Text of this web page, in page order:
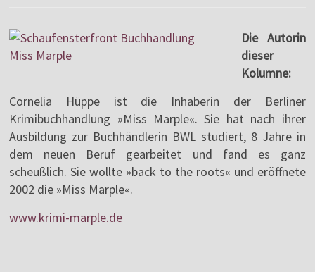
Die Autorin
dieser
Kolumne:
Cornelia Hüppe ist die Inhaberin der Berliner
Krimibuchhandlung »Miss Marple«. Sie hat nach ihrer
Ausbildung zur Buchhändlerin BWL studiert, 8 Jahre in
dem neuen Beruf gearbeitet und fand es ganz
scheußlich. Sie wollte »back to the roots« und eröffnete
2002 die »Miss Marple«.
www.krimi-marple.de